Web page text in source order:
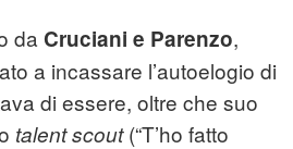
da Cruciani e Parenzo,
a incassare l’autoelogio di
di essere, oltre che suo
talent scout(“T’ho fatto